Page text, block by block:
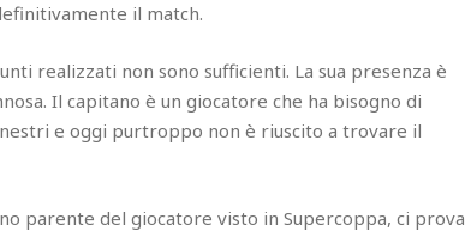
il match.
realizzati non sono sufficienti. La sua presenza è
Il capitano è un giocatore che ha bisogno di
e oggi purtroppo non è riuscito a trovare il
parente del giocatore visto in Supercoppa, ci prova